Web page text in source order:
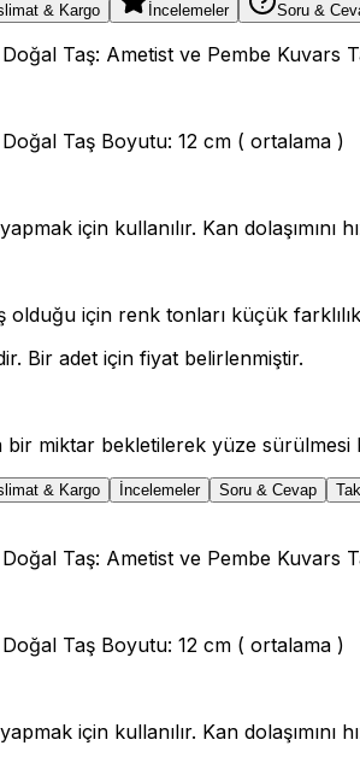
& Kargo İncelemeler Soru &
Taş: Ametist ve Pembe Kuvars
Taş Boyutu: 12 cm ( ortalama )
için kullanılır. Kan dolaşımını
için renk tonları küçük
Bir adet için fiyat belirlenmiştir.
miktar bekletilerek yüze sürülmesi
& Kargo İncelemeler Soru & Cevap
Taş: Ametist ve Pembe Kuvars
Taş Boyutu: 12 cm ( ortalama )
için kullanılır. Kan dolaşımını